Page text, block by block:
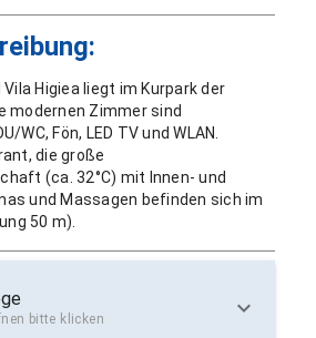
Higiea liegt im Kurpark der
modernen Zimmer sind
Fön, LED TV und WLAN.
die große
(ca. 32°C) mit Innen- und
und Massagen befinden sich im
50 m).
bitte klicken